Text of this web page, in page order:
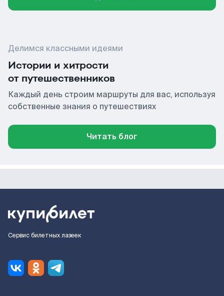
Делимся классными идеями
Истории и хитрости
от путешественников
Каждый день строим маршруты для вас, используя
собственные знания о путешествиях
Читать блог
Сервис билетных лазеек